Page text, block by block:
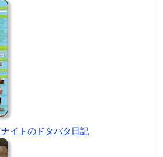
イトのドタバタ日記